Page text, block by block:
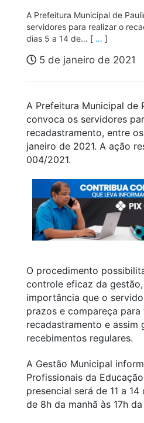
A Prefeitura Municipal de
servidores para realizar o
dias 5 a 14 de… [ … ]
5 de janeiro de 2021
A Prefeitura Municipal de
convoca os servidores
recadastramento, entre
janeiro de 2021. A ação
004/2021.
O procedimento
controle eficaz da
importância que o
prazos e compareça para
recadastramento e assim
recebimentos regulares.
A Gestão Municipal
Profissionais da
presencial será de 11 a
de 8h da manhã às 17h